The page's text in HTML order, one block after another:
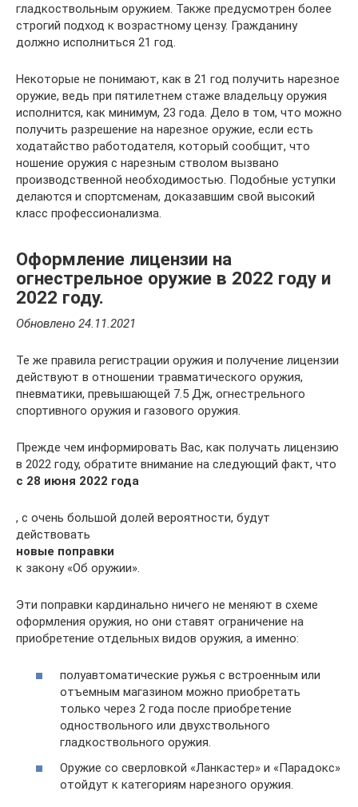
гладкоствольным оружием. Также предусмотрен более
строгий подход к возрастному цензу. Гражданину
должно исполниться 21 год.
Некоторые не понимают, как в 21 год получить нарезное
оружие, ведь при пятилетнем стаже владельцу оружия
исполнится, как минимум, 23 года. Дело в том, что можно
получить разрешение на нарезное оружие, если есть
ходатайство работодателя, который сообщит, что
ношение оружия с нарезным стволом вызвано
производственной необходимостью. Подобные уступки
делаются и спортсменам, доказавшим свой высокий
класс профессионализма.
Оформление лицензии на
огнестрельное оружие в 2022 году и
2022 году.
Обновлено 24.11.2021
Те же правила регистрации оружия и получение лицензии
действуют в отношении травматического оружия,
пневматики, превышающей 7.5 Дж, огнестрельного
спортивного оружия и газового оружия.
Прежде чем информировать Вас, как получать лицензию
в 2022 году, обратите внимание на следующий факт, что
с 28 июня 2022 года
, с очень большой долей вероятности, будут
действовать
новые поправки
к закону «Об оружии».
Эти поправки кардинально ничего не меняют в схеме
оформления оружия, но они ставят ограничение на
приобретение отдельных видов оружия, а именно:
полуавтоматические ружья с встроенным или
отъемным магазином можно приобретать
только через 2 года после приобретение
одноствольного или двухствольного
гладкоствольного оружия.
Оружие со сверловкой «Ланкастер» и «Парадокс»
отойдут к категориям нарезного оружия.